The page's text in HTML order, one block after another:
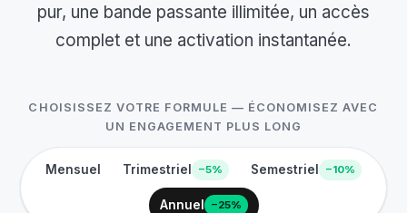
pur, une bande passante illimitée, un accès
complet et une activation instantanée.
CHOISISSEZ VOTRE FORMULE — ÉCONOMISEZ AVEC
UN ENGAGEMENT PLUS LONG
Mensuel Trimestriel −5% Semestriel −10%
Annuel −25%